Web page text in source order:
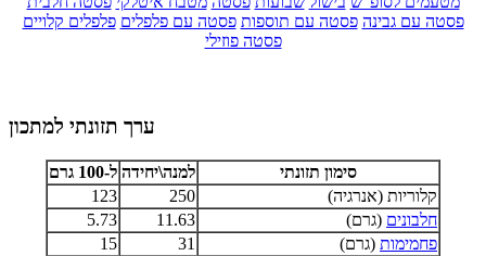
פסטה עם גבינה פסטה עם תוספות פסטה עם פלפלים פלפלים קלויים
פסטה פוזילי
ערך תזונתי למתכון
סימון תזונתי למנה\יחידה ל-100 גרם
קלוריות (אנרגיה)
250
123
חלבונים (גרם) 11.63
5.73
פחמימות (גרם) 31
15